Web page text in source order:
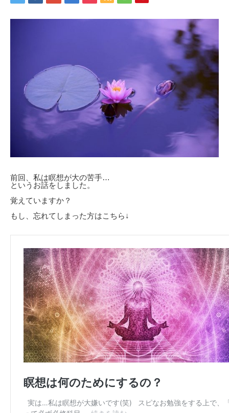
前回、私は瞑想が大の苦手…
というお話をしました。
覚えていますか？
もし、忘れてしまった方はこちら↓